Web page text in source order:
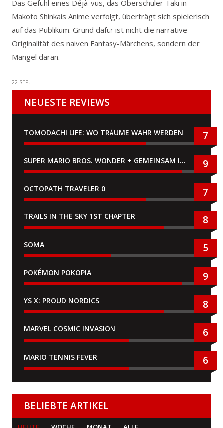
Das Gefühl eines Déjà-vus, das Oberschüler Taki in
Makoto Shinkais Anime verfolgt, überträgt sich spielerisch
auf das Publikum. Grund dafür ist nicht die narrative
Originalität des naiven Fantasy-Märchens, sondern der
Mangel daran.
22 SEP.
NEUESTE REVIEWS
TOMODACHI LIFE: WO TRÄUME WAHR WERDEN 7
SUPER MARIO BROS. WONDER + GEMEINSAM IM BELLABEL-PARK 9
OCTOPATH TRAVELER 0 7
TRAILS IN THE SKY 1ST CHAPTER 8
SOMA 5
POKÉMON POKOPIA 9
YS X: PROUD NORDICS 8
MARVEL COSMIC INVASION 6
MARIO TENNIS FEVER 6
BELIEBTE ARTIKEL